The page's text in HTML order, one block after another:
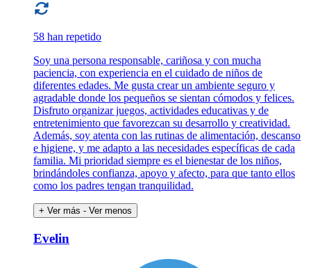
58 han repetido
Soy una persona responsable, cariñosa y con mucha
paciencia, con experiencia en el cuidado de niños de
diferentes edades. Me gusta crear un ambiente seguro y
agradable donde los pequeños se sientan cómodos y felices.
Disfruto organizar juegos, actividades educativas y de
entretenimiento que favorezcan su desarrollo y creatividad.
Además, soy atenta con las rutinas de alimentación, descanso
e higiene, y me adapto a las necesidades específicas de cada
familia. Mi prioridad siempre es el bienestar de los niños,
brindándoles confianza, apoyo y afecto, para que tanto ellos
como los padres tengan tranquilidad.
+ Ver más - Ver menos
Evelin